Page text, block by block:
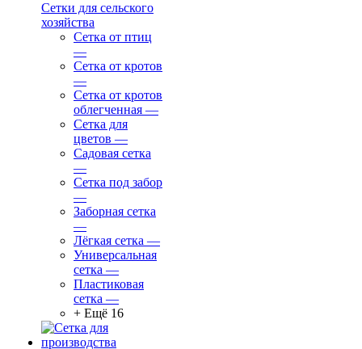
Сетки для сельского
хозяйства
Сетка от птиц
—
Сетка от кротов
—
Сетка от кротов
облегченная —
Сетка для
цветов —
Садовая сетка
—
Сетка под забор
—
Заборная сетка
—
Лёгкая сетка —
Универсальная
сетка —
Пластиковая
сетка —
+ Ещё 16